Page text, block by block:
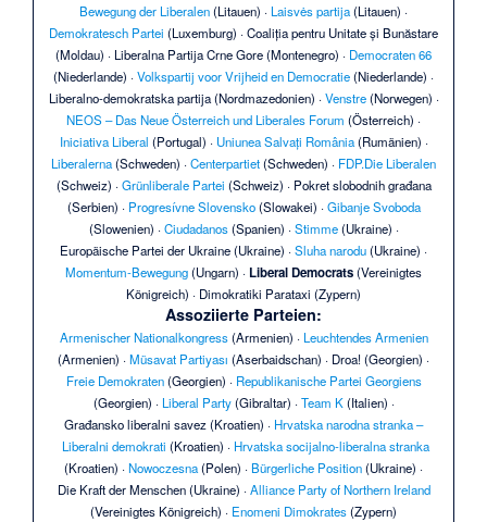
Bewegung der Liberalen(Litauen) · Laisvės partija(Litauen) ·
Demokratesch Partei (Luxemburg) ·Coaliția pentru Unitate și Bunăstare
(Moldau) · Liberalna Partija Crne Gore(Montenegro) · Democraten 66
(Niederlande) ·Volkspartij voor Vrijheid en Democratie(Niederlande) ·
Liberalno-demokratska partija(Nordmazedonien) ·Venstre(Norwegen) ·
NEOS – Das Neue Österreich und Liberales Forum (Österreich) ·
Iniciativa Liberal (Portugal) · Uniunea Salvați România(Rumänien) ·
Liberalerna(Schweden) ·Centerpartiet(Schweden) · FDP.Die Liberalen
(Schweiz) ·Grünliberale Partei (Schweiz) · Pokret slobodnih građana
(Serbien) · Progresívne Slovensko(Slowakei) ·Gibanje Svoboda
(Slowenien) ·Ciudadanos(Spanien) ·Stimme(Ukraine) ·
Europäische Partei der Ukraine(Ukraine) ·Sluha narodu(Ukraine) ·
Momentum-Bewegung(Ungarn) · Liberal Democrats(Vereinigtes
Königreich) · Dimokratiki Parataxi (Zypern)
Assoziierte Parteien:
Armenischer Nationalkongress(Armenien) · Leuchtendes Armenien
(Armenien) ·Müsavat Partiyası (Aserbaidschan) · Droa! (Georgien) ·
Freie Demokraten(Georgien) · Republikanische Partei Georgiens
(Georgien) · Liberal Party(Gibraltar) ·Team K(Italien) ·
Građansko liberalni savez(Kroatien) · Hrvatska narodna stranka –
Liberalni demokrati (Kroatien) · Hrvatska socijalno-liberalna stranka
(Kroatien) ·Nowoczesna(Polen) · Bürgerliche Position(Ukraine) ·
Die Kraft der Menschen(Ukraine) ·Alliance Party of Northern Ireland
(Vereinigtes Königreich) · Enomeni Dimokrates(Zypern)